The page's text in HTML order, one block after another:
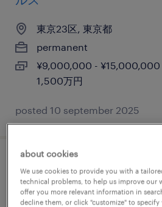
東京23区, 東京都
permanent
¥9,000,000 - ¥15,000,000
1,500万円
posted 10 september 2025
営業担当 @ ai無人空間管
東京23区, 東京都
about cookies
We use cookies to provide you with a
technical problems, to help us improve our
offer you more relevant information in
decline them, or click "customize" to specify